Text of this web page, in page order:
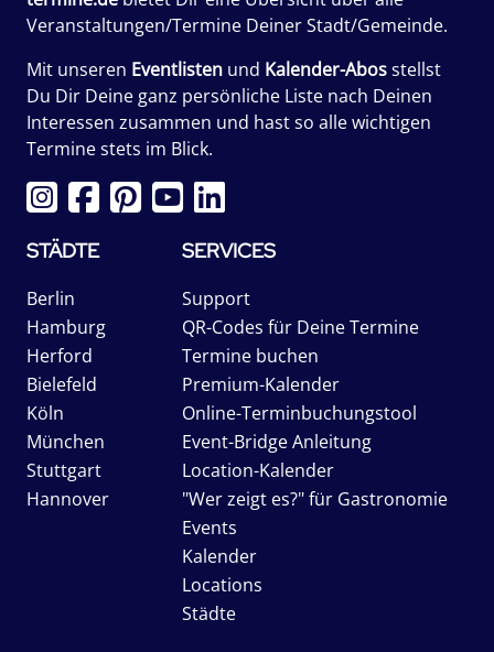
Veranstaltungen/Termine Deiner Stadt/Gemeinde.
Mit unseren Eventlisten und Kalender-Abosstellst
Du Dir Deine ganz persönliche Liste nach Deinen
Interessen zusammen und hast so alle wichtigen
Termine stets im Blick.
STÄDTE
Berlin
Hamburg
Herford
Bielefeld
Köln
München
Stuttgart
Hannover
SERVICES
Support
QR-Codes für Deine Termine
Termine buchen
Premium-Kalender
Online-Terminbuchungstool
Event-Bridge Anleitung
Location-Kalender
"Wer zeigt es?" für Gastronomie
Events
Kalender
Locations
Städte